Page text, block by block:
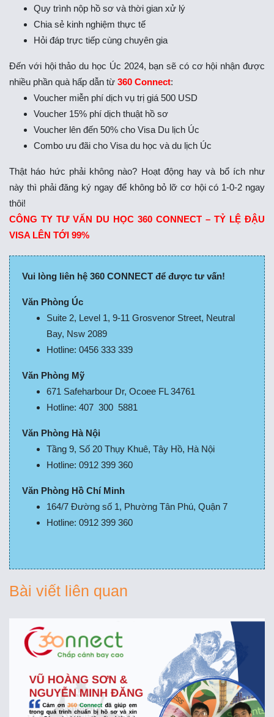
Quy trình nộp hồ sơ và thời gian xử lý
Chia sẻ kinh nghiệm thực tế
Hỏi đáp trực tiếp cùng chuyên gia
Đến với hội thảo du học Úc 2024, bạn sẽ có cơ hội nhận được
nhiều phần quà hấp dẫn từ 360 Connect:
Voucher miễn phí dịch vụ trị giá 500 USD
Voucher 15% phí dịch thuật hồ sơ
Voucher lên đến 50% cho Visa Du lịch Úc
Combo ưu đãi cho Visa du học và du lịch Úc
Thật háo hức phải không nào? Hoạt động hay và bổ ích như
này thì phải đăng ký ngay để không bỏ lỡ cơ hội có 1-0-2 ngay
thôi!
CÔNG TY TƯ VẤN DU HỌC 360 CONNECT – TỶ LỆ ĐẬU
VISA LÊN TỚI 99%
Vui lòng liên hệ 360 CONNECT để được tư vấn!
Văn Phòng Úc
Suite 2, Level 1, 9-11 Grosvenor Street, Neutral
Bay, Nsw 2089
Hotline: 0456 333 339
Văn Phòng Mỹ
671 Safeharbour Dr, Ocoee FL 34761
Hotline: 407 300 5881
Văn Phòng Hà Nội
Tầng 9, Số 20 Thụy Khuê, Tây Hồ, Hà Nội
Hotline: 0912 399 360
Văn Phòng Hồ Chí Minh
164/7 Đường số 1, Phường Tân Phú, Quận 7
Hotline: 0912 399 360
Bài viết liên quan